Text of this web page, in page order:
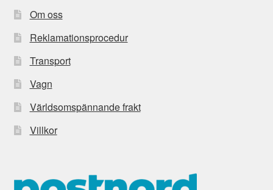
Om oss
Reklamationsprocedur
Transport
Vagn
Världsomspännande frakt
Villkor